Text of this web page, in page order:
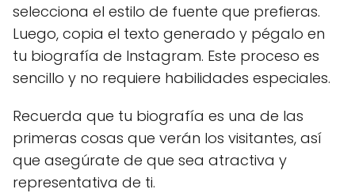
selecciona el estilo de fuente que prefieras.
Luego, copia el texto generado y pégalo en
tu biografía de Instagram. Este proceso es
sencillo y no requiere habilidades especiales.
Recuerda que tu biografía es una de las
primeras cosas que verán los visitantes, así
que asegúrate de que sea atractiva y
representativa de ti.